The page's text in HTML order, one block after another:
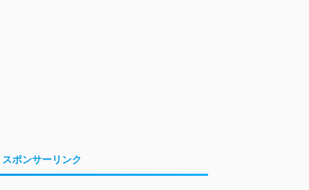
スポンサーリンク